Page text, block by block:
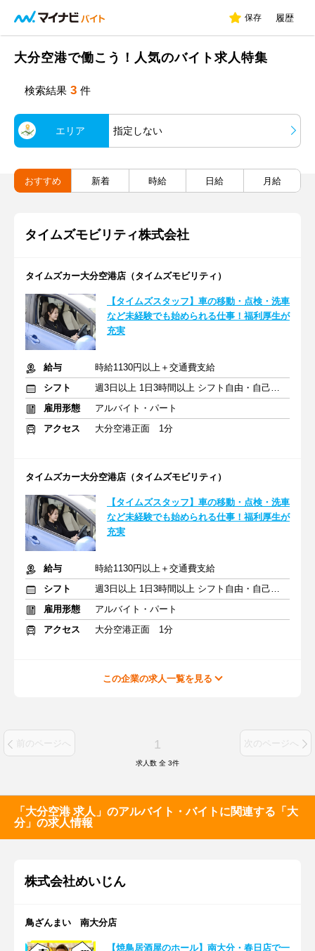
保存 履歴
大分空港で働こう！人気のバイト求人特集
検索結果 3 件
エリア 指定しない
おすすめ 新着 時給 日給 月給
タイムズモビリティ株式会社
タイムズカー大分空港店（タイムズモビリティ）
【タイムズスタッフ】車の移動・点検・洗車
など未経験でも始められる仕事！福利厚生が
充実
給与
時給1130円以上＋交通費支給
シフト
週3日以上 1日3時間以上 シフト自由・自己申告
雇用形態
アルバイト・パート
アクセス
大分空港正面 1分
タイムズカー大分空港店（タイムズモビリティ）
【タイムズスタッフ】車の移動・点検・洗車
など未経験でも始められる仕事！福利厚生が
充実
給与
時給1130円以上＋交通費支給
シフト
週3日以上 1日3時間以上 シフト自由・自己申告
雇用形態
アルバイト・パート
アクセス
大分空港正面 1分
この企業の求人一覧を見る
前のページへ 1 次のページへ
求人数 全 3件
「大分空港 求人」のアルバイト・バイトに関連する「大
分」の求人情報
株式会社めいじん
鳥ざんまい 南大分店
【焼鳥居酒屋のホール】南大分・春日店で一